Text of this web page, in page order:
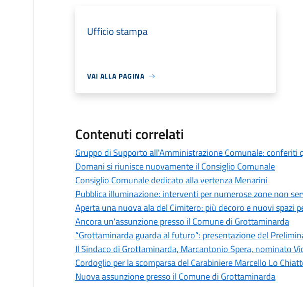
Ufficio stampa
VAI ALLA PAGINA
Contenuti correlati
Gruppo di Supporto all'Amministrazione Comunale: conferiti
Domani si riunisce nuovamente il Consiglio Comunale
Consiglio Comunale dedicato alla vertenza Menarini
Pubblica illuminazione: interventi per numerose zone non
Aperta una nuova ala del Cimitero: più decoro e nuovi spazi
Ancora un'assunzione presso il Comune di Grottaminarda
“Grottaminarda guarda al futuro”: presentazione del
Il Sindaco di Grottaminarda, Marcantonio Spera, nominato
Cordoglio per la scomparsa del Carabiniere Marcello Lo
Nuova assunzione presso il Comune di Grottaminarda